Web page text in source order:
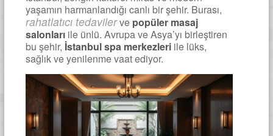
yaşamın harmanlandığı canlı bir şehir. Burası,
rahatlatıcı tedavilerve popüler masaj
salonlarıile ünlü. Avrupa ve Asya’yı birleştiren
bu şehir, İstanbul spa merkezleriile lüks,
sağlık ve yenilenme vaat ediyor.